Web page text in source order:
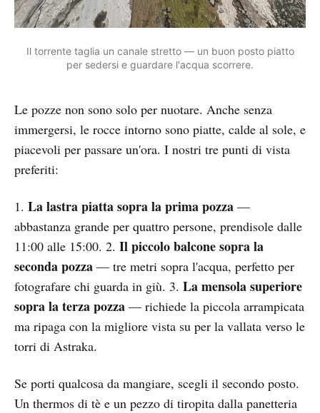
Il torrente taglia un canale stretto — un buon posto piatto
per sedersi e guardare l'acqua scorrere.
Le pozze non sono solo per nuotare. Anche senza
immergersi, le rocce intorno sono piatte, calde al sole, e
piacevoli per passare un'ora. I nostri tre punti di vista
preferiti:
1. La lastra piatta sopra la prima pozza —
abbastanza grande per quattro persone, prendisole dalle
11:00 alle 15:00. 2. Il piccolo balcone sopra la
seconda pozza — tre metri sopra l'acqua, perfetto per
fotografare chi guarda in giù. 3. La mensola superiore
sopra la terza pozza — richiede la piccola arrampicata
ma ripaga con la migliore vista su per la vallata verso le
torri di Astraka.
Se porti qualcosa da mangiare, scegli il secondo posto.
Un thermos di tè e un pezzo di tiropita dalla panetteria